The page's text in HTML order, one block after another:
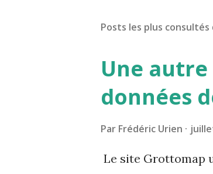
Posts les plus consultés
Une
données
Par Frédéric Urien
Le site Grottomap